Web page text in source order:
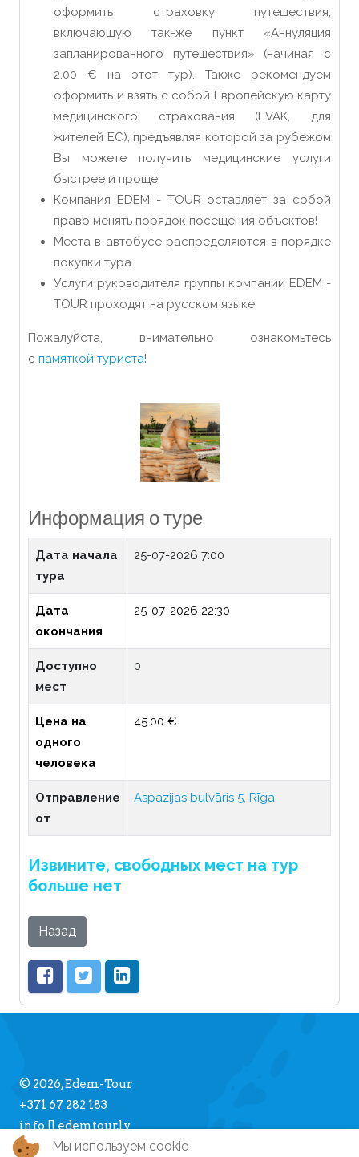
оформить страховку путешествия,
включающую так-же пункт «Аннуляция
запланированного путешествия» (начиная с
2.00 € на этот тур). Также рекомендуем
оформить и взять с собой Европейскую карту
медицинского страхования (EVAK, для
жителей ЕС), предъявляя которой за рубежом
Вы можете получить медицинские услуги
быстрее и проще!
Компания EDEM - TOUR оставляет за собой
право менять порядок посещения объектов!
Места в автобусе распределяются в порядке
покупки тура.
Услуги руководителя группы компании EDEM -
TOUR проходят на русском языке.
Пожалуйста, внимательно ознакомьтесь
с памяткой туриста!
Информация о туре
Дата начала
тура
25-07-2026 7:00
Дата
окончания
25-07-2026 22:30
Доступно
мест
0
Цена на
одного
человека
45.00 €
Отправление
от
Aspazijas bulvāris 5, Rīga
Извините, свободных мест на тур
больше нет
Назад
© 2026, Edem-Tour
+371 67 282 183
info [] edemtour.lv
Мы используем cookie